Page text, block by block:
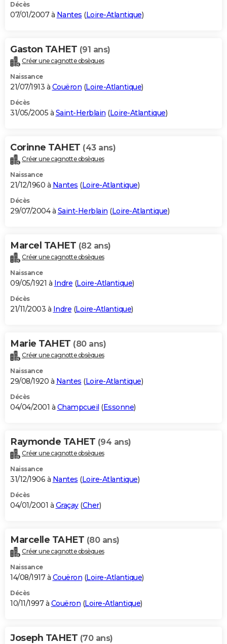
Décès
07/01/2007 à Nantes (Loire-Atlantique)
Gaston TAHET (91 ans)
Créer une cagnotte obsèques
Naissance
21/07/1913 à Couëron (Loire-Atlantique)
Décès
31/05/2005 à Saint-Herblain (Loire-Atlantique)
Corinne TAHET (43 ans)
Créer une cagnotte obsèques
Naissance
21/12/1960 à Nantes (Loire-Atlantique)
Décès
29/07/2004 à Saint-Herblain (Loire-Atlantique)
Marcel TAHET (82 ans)
Créer une cagnotte obsèques
Naissance
09/05/1921 à Indre (Loire-Atlantique)
Décès
21/11/2003 à Indre (Loire-Atlantique)
Marie TAHET (80 ans)
Créer une cagnotte obsèques
Naissance
29/08/1920 à Nantes (Loire-Atlantique)
Décès
04/04/2001 à Champcueil (Essonne)
Raymonde TAHET (94 ans)
Créer une cagnotte obsèques
Naissance
31/12/1906 à Nantes (Loire-Atlantique)
Décès
04/01/2001 à Graçay(Cher)
Marcelle TAHET (80 ans)
Créer une cagnotte obsèques
Naissance
14/08/1917 à Couëron (Loire-Atlantique)
Décès
10/11/1997 à Couëron (Loire-Atlantique)
Joseph TAHET (70 ans)